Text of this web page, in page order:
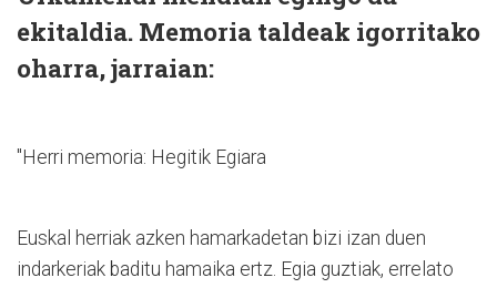
ekitaldia. Memoria taldeak igorritako
oharra, jarraian:
"Herri memoria: Hegitik Egiara
Euskal herriak azken hamarkadetan bizi izan duen
indarkeriak baditu hamaika ertz. Egia guztiak, errelato